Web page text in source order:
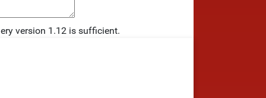
version 1.12 is sufficient.